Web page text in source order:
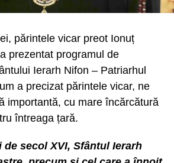
părintele vicar preot Ionuț
prezentat programul de
Ierarh Nifon – Patriarhul
a precizat părintele vicar, ne
importantă, cu mare încărcătură
întreaga țară.
secol XVI, Sfântul Ierarh